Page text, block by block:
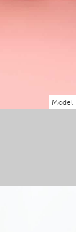
Model